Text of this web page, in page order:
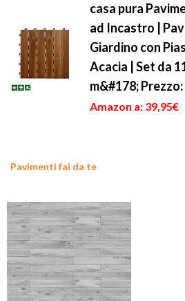
casa pura
ad Incastro |
Giardino con
Acacia | Set da
m&#178;Prezzo:
Amazon a: 39,95€
Pavimenti fai da te